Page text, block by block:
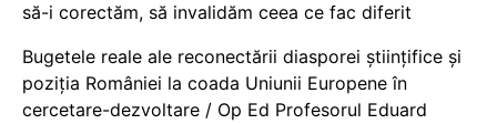
să-i corectăm, să invalidăm ceea ce fac diferit
Bugetele reale ale reconectării diasporei științifice și
poziția României la coada Uniunii Europene în
cercetare-dezvoltare / Op Ed Profesorul Eduard